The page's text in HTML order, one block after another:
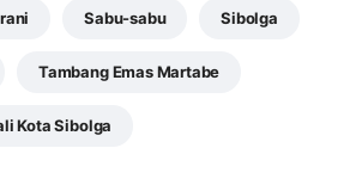
Sabu-sabu Sibolga
Tambang Emas Martabe
Kota Sibolga